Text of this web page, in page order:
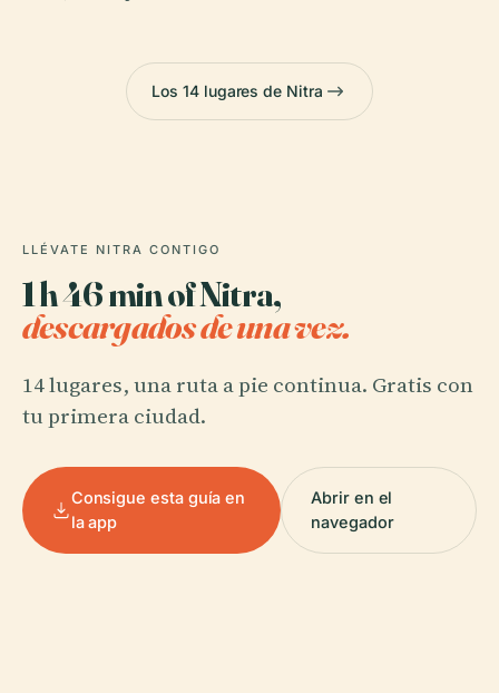
Los 14 lugares de Nitra
LLÉVATE NITRA CONTIGO
1 h 46 min of Nitra,
descargados de una vez.
14 lugares, una ruta a pie continua. Gratis con
tu primera ciudad.
Consigue esta guía en
la app
Abrir en el
navegador